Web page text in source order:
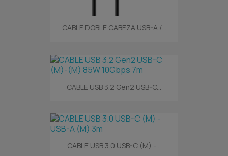
CABLE DOBLE CABEZA USB-A /...
CABLE USB 3.2 Gen2 USB-C...
CABLE USB 3.0 USB-C (M) -...